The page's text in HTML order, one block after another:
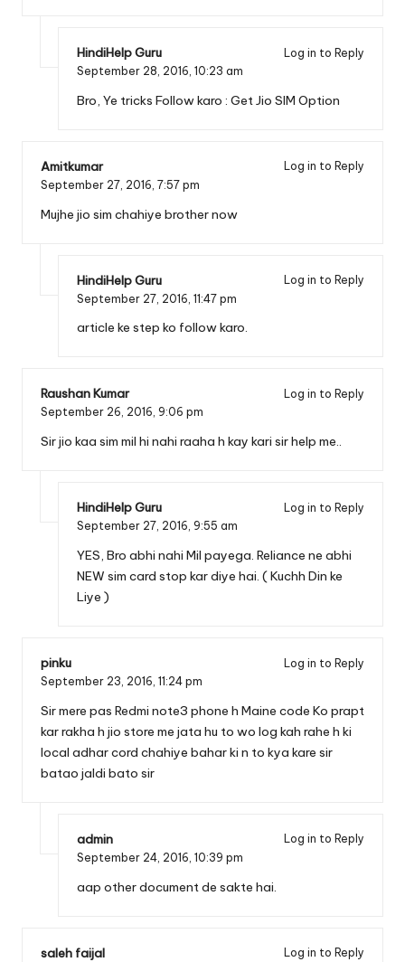
HindiHelp Guru
Log in to Reply
September 28, 2016, 10:23 am
Bro, Ye tricks Follow karo : Get Jio SIM Option
Amitkumar
Log in to Reply
September 27, 2016, 7:57 pm
Mujhe jio sim chahiye brother now
HindiHelp Guru
Log in to Reply
September 27, 2016, 11:47 pm
article ke step ko follow karo.
Raushan Kumar
Log in to Reply
September 26, 2016, 9:06 pm
Sir jio kaa sim mil hi nahi raaha h kay kari sir help me..
HindiHelp Guru
Log in to Reply
September 27, 2016, 9:55 am
YES, Bro abhi nahi Mil payega. Reliance ne abhi
NEW sim card stop kar diye hai. ( Kuchh Din ke
Liye )
pinku
Log in to Reply
September 23, 2016, 11:24 pm
Sir mere pas Redmi note3 phone h Maine code Ko prapt
kar rakha h jio store me jata hu to wo log kah rahe h ki
local adhar cord chahiye bahar ki n to kya kare sir
batao jaldi bato sir
admin
Log in to Reply
September 24, 2016, 10:39 pm
aap other document de sakte hai.
saleh faijal
Log in to Reply